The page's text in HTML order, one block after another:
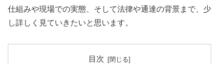
仕組みや現場での実態、そして法律や通達の背景まで、少
し詳しく見ていきたいと思います。
目次